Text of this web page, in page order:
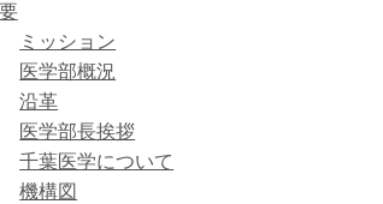
ミッション
医学部概況
沿革
医学部長挨拶
千葉医学について
機構図